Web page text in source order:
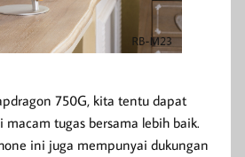
750G, kita tentu dapat
tugas bersama lebih baik.
ini juga mempunyai dukungan